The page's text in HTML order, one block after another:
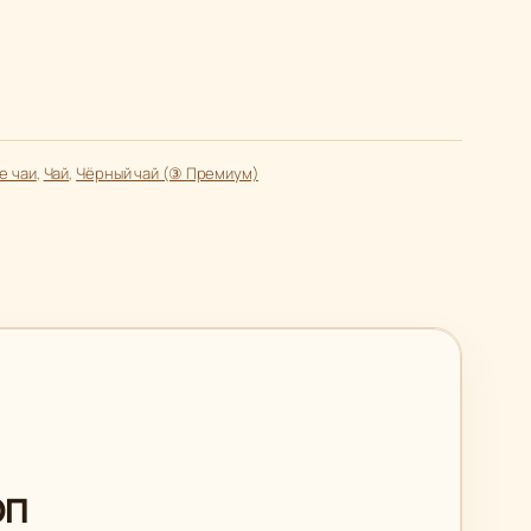
чаи, Чай, Чёрный чай (③ Премиум)